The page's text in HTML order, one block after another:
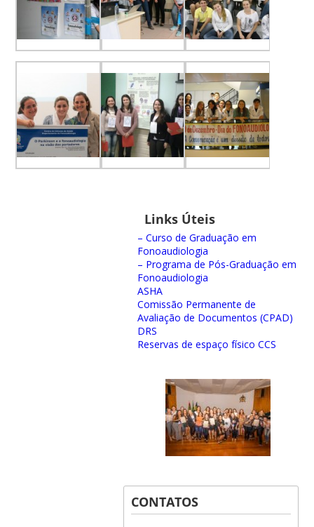
Links Úteis
– Curso de Graduação em
Fonoaudiologia
– Programa de Pós-Graduação em
Fonoaudiologia
ASHA
Comissão Permanente de
Avaliação de Documentos (CPAD)
DRS
Reservas de espaço físico CCS
CONTATOS